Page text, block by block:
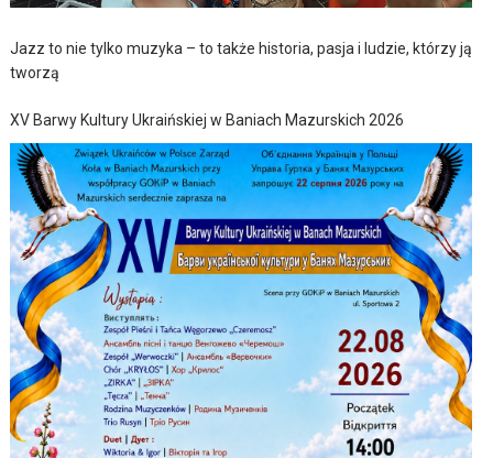
Jazz to nie tylko muzyka – to także historia, pasja i ludzie, którzy ją
tworzą
XV Barwy Kultury Ukraińskiej w Baniach Mazurskich 2026